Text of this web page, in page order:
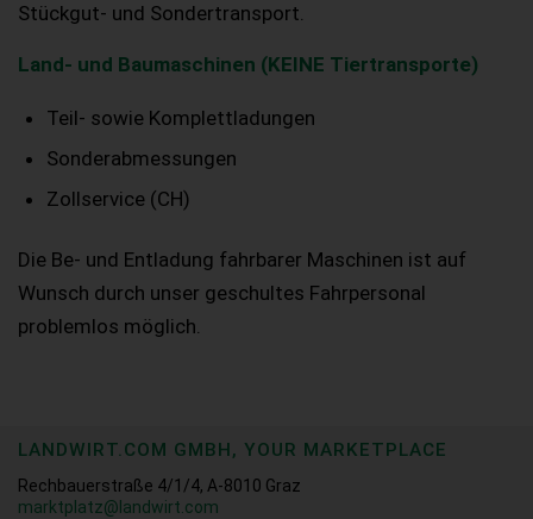
Stückgut- und Sondertransport.
Land- und Baumaschinen (KEINE Tiertransporte)
Teil- sowie Komplettladungen
Sonderabmessungen
Zollservice (CH)
Die Be- und Entladung fahrbarer Maschinen ist auf
Wunsch durch unser geschultes Fahrpersonal
problemlos möglich.
LANDWIRT.COM GMBH, YOUR MARKETPLACE
Rechbauerstraße 4/1/4, A-8010 Graz
marktplatz@landwirt.com